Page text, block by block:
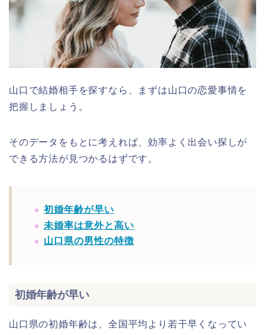
山口で結婚相手を探すなら、まずは山口の恋愛事情を
把握しましょう。
そのデータをもとに考えれば、効率よく出会い探しが
できる方法が見つかるはずです。
初婚年齢が早い
未婚率は意外と高い
山口県の男性の特徴
初婚年齢が早い
山口県の初婚年齢は、全国平均より若干早くなってい